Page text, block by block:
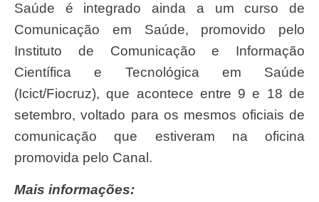
Saúde é integrado ainda a um curso de
Comunicação em Saúde, promovido pelo
Instituto de Comunicação e Informação
Científica e Tecnológica em Saúde
(Icict/Fiocruz), que acontece entre 9 e 18 de
setembro, voltado para os mesmos oficiais de
comunicação que estiveram na oficina
promovida pelo Canal.
Mais informações: